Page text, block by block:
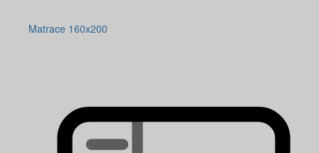
Matrace 160x200